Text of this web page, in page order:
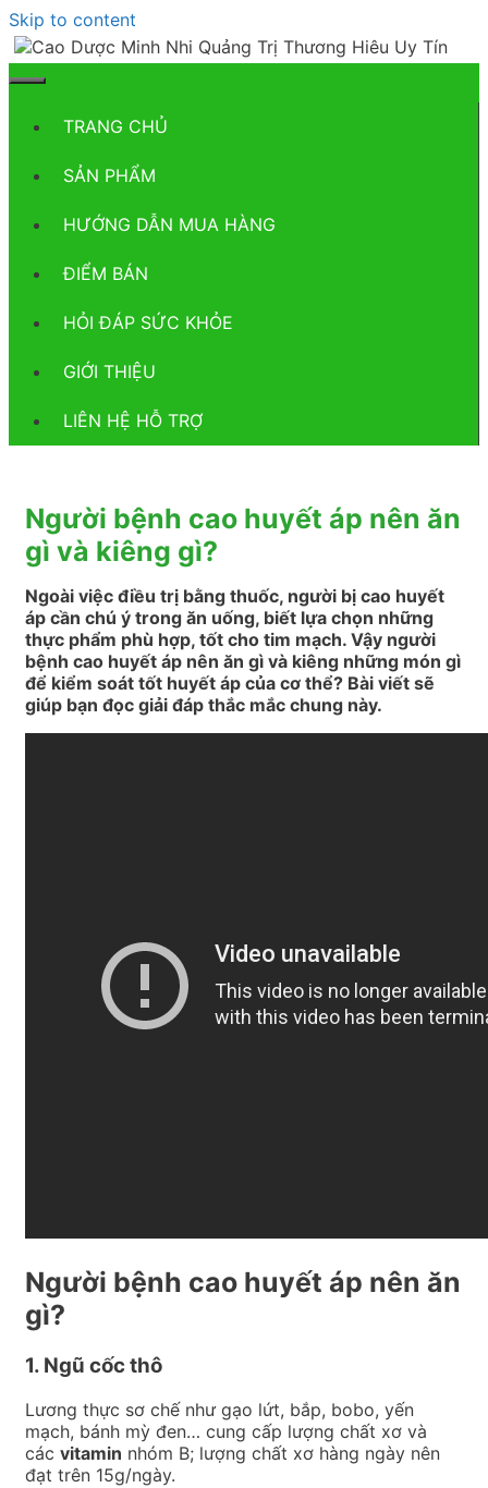
Skip to content
TRANG CHỦ
SẢN PHẨM
HƯỚNG DẪN MUA HÀNG
ĐIỂM BÁN
HỎI ĐÁP SỨC KHỎE
GIỚI THIỆU
LIÊN HỆ HỖ TRỢ
Người bệnh cao huyết áp nên ăn
gì và kiêng gì?
Ngoài việc điều trị bằng thuốc, người bị cao huyết
áp cần chú ý trong ăn uống, biết lựa chọn những
thực phẩm phù hợp, tốt cho tim mạch. Vậy người
bệnh cao huyết áp nên ăn gì và kiêng những món gì
để kiểm soát tốt huyết áp của cơ thể? Bài viết sẽ
giúp bạn đọc giải đáp thắc mắc chung này.
Người bệnh cao huyết áp nên ăn
gì?
1. Ngũ cốc thô
Lương thực sơ chế như gạo lứt, bắp, bobo, yến
mạch, bánh mỳ đen… cung cấp lượng chất xơ và
các vitamin nhóm B; lượng chất xơ hàng ngày nên
đạt trên 15g/ngày.